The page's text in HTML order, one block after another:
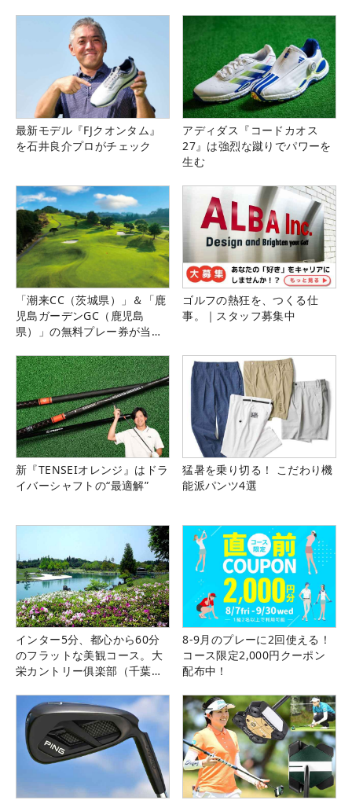
最新モデル『FJクオンタム』
を石井良介プロがチェック
アディダス『コードカオス
27』は強烈な蹴りでパワーを
生む
「潮来CC（茨城県）」＆「鹿
児島ガーデンGC（鹿児島
県）」の無料プレー券が当た
ゴルフの熱狂を、つくる仕
事。｜スタッフ募集中
新『TENSEIオレンジ』はドラ
イバーシャフトの“最適解”
猛暑を乗り切る！ こだわり機
能派パンツ4選
インター5分、都心から60分
のフラットな美観コース。大
栄カントリー俱楽部（千葉
8-9月のプレーに2回使える！
コース限定2,000円クーポン
配布中！